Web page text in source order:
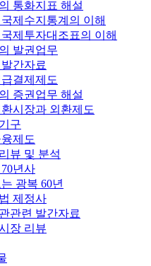
통화지표 해설
제수지통계의 이해
제투자대조표의 이해
발권업무
간자료
결제제도
증권업무 해설
시장과 외환제도
구
제도
뷰 및 분석
년사
광복 60년
제정사
관련 발간자료
장 리뷰